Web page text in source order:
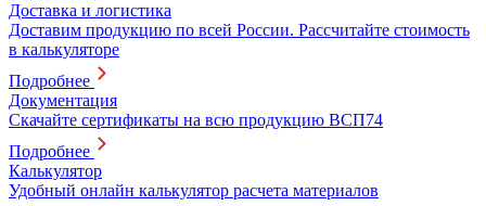
Доставка и логистика
Доставим продукцию по всей России. Рассчитайте стоимость
в калькуляторе
Подробнее
Документация
Скачайте сертификаты на всю продукцию ВСП74
Подробнее
Калькулятор
Удобный онлайн калькулятор расчета материалов